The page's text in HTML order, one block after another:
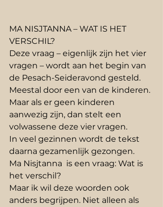
MA NISJTANNA – WAT IS HET
VERSCHIL?
Deze vraag – eigenlijk zijn het vier
vragen – wordt aan het begin van
de Pesach-Seideravond gesteld.
Meestal door een van de kinderen.
Maar als er geen kinderen
aanwezig zijn, dan stelt een
volwassene deze vier vragen.
In veel gezinnen wordt de tekst
daarna gezamenlijk gezongen.
Ma Nisjtanna  is een vraag: Wat is
het verschil?
Maar ik wil deze woorden ook
anders begrijpen. Niet alleen als